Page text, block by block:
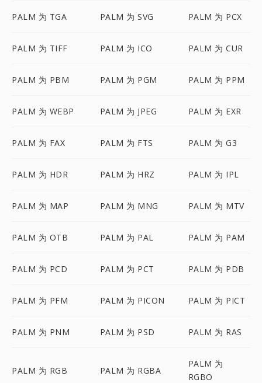
PALM 为 TGA PALM 为 SVG PALM 为 PCX
PALM 为 TIFF PALM 为 ICO PALM 为 CUR
PALM 为 PBM PALM 为 PGM PALM 为 PPM
PALM 为 WEBP PALM 为 JPEG PALM 为 EXR
PALM 为 FAX PALM 为 FTS PALM 为 G3
PALM 为 HDR PALM 为 HRZ PALM 为 IPL
PALM 为 MAP PALM 为 MNG PALM 为 MTV
PALM 为 OTB PALM 为 PAL PALM 为 PAM
PALM 为 PCD PALM 为 PCT PALM 为 PDB
PALM 为 PFM PALM 为 PICON PALM 为 PICT
PALM 为 PNM PALM 为 PSD PALM 为 RAS
PALM 为 RGB PALM 为 RGBA
PALM 为
RGBO